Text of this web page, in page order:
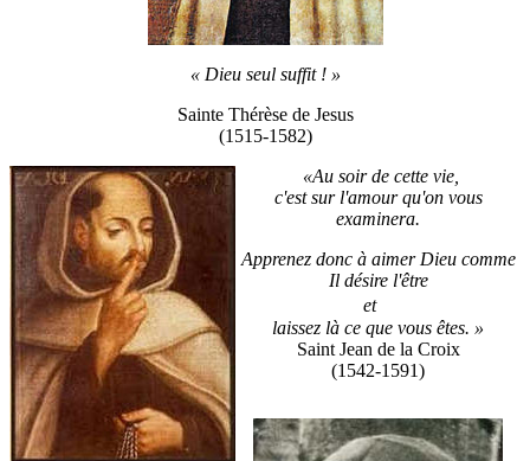
« Dieu seul suffit ! »
Sainte Thérèse de Jesus
(1515-1582)
«Au soir de cette vie,
c'est sur l'amour qu'on vous
examinera.
Apprenez donc à aimer Dieu comme
Il désire l'être
et
laissez là ce que vous êtes. »
Saint Jean de la Croix
(1542-1591)